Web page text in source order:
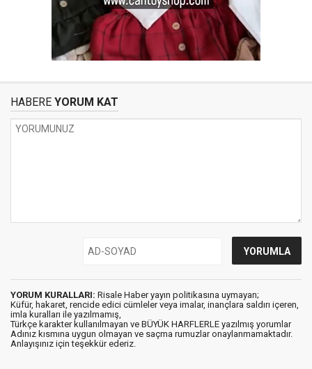
HABERE YORUM KAT
YORUM KURALLARI: Risale Haber yayın politikasına uymayan;
Küfür, hakaret, rencide edici cümleler veya imalar, inançlara saldırı içeren,
imla kuralları ile yazılmamış,
Türkçe karakter kullanılmayan ve BÜYÜK HARFLERLE yazılmış yorumlar
Adınız kısmına uygun olmayan ve saçma rumuzlar onaylanmamaktadır.
Anlayışınız için teşekkür ederiz.